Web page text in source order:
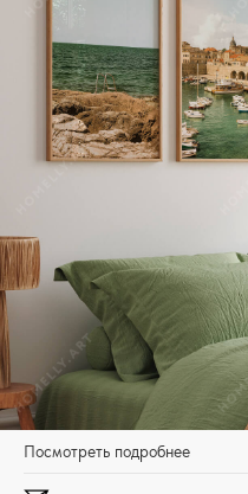
Посмотреть подробнее